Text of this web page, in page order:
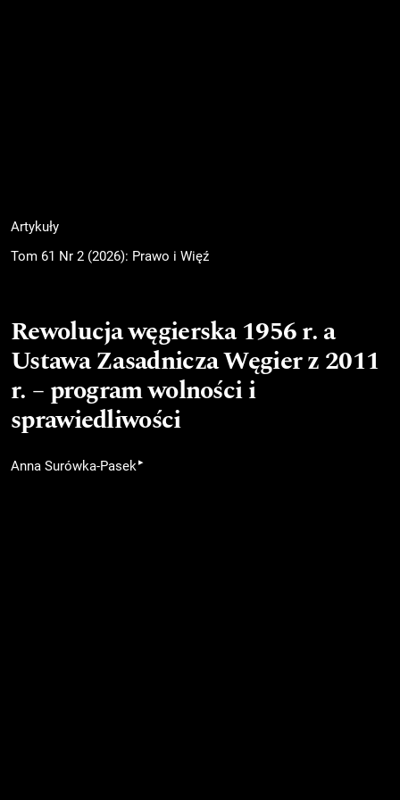
Artykuły
Tom 61 Nr 2 (2026): Prawo i Więź
Rewolucja węgierska 1956 r. a
Ustawa Zasadnicza Węgier z 2011
r. – program wolności i
sprawiedliwości
Anna Surówka-Pasek▸